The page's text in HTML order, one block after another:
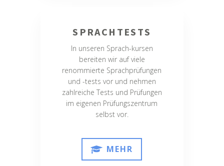
SPRACHTESTS
In unseren Sprach-kursen
bereiten wir auf viele
renommierte Sprachprüfungen
und -tests vor und nehmen
zahlreiche Tests und Prüfungen
im eigenen Prüfungszentrum
selbst vor.
MEHR